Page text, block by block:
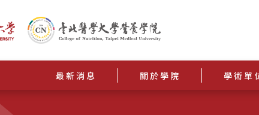
最新消息 關於學院 學術單